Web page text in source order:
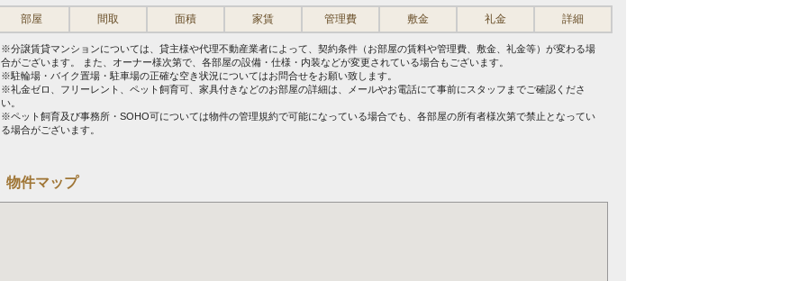
部屋 間取 面積 家賃 管理費 敷金 礼金 詳細
※分譲賃貸マンションについては、貸主様や代理不動産業者によって、契約条件（お部屋の賃料や管理費、敷金、礼金等）が変わる場
合がございます。 また、オーナー様次第で、各部屋の設備・仕様・内装などが変更されている場合もございます。
※駐輪場・バイク置場・駐車場の正確な空き状況についてはお問合せをお願い致します。
※礼金ゼロ、フリーレント、ペット飼育可、家具付きなどのお部屋の詳細は、メールやお電話にて事前にスタッフまでご確認くださ
い。
※ペット飼育及び事務所・SOHO可については物件の管理規約で可能になっている場合でも、各部屋の所有者様次第で禁止となってい
る場合がございます。
物件マップ